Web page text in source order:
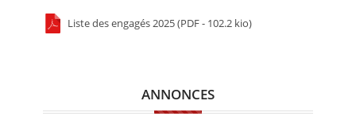
Liste des engagés 2025 (PDF - 102.2 kio)
ANNONCES